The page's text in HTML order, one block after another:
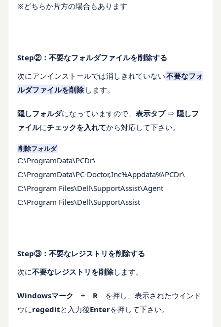
※どちらか片方の場合もあります
Step②：不要なフォルダファイルを削除する
次にアンインストールでは消しきれていない不要なフォ
ルダファイルを削除 します。
隠しフォルダになっていますので、 表示タブ⇒ 隠しフ
ァイルにチェックを入れてから対応して下さい。
削除フォルダ
C:\ProgramData\PCDr\
C:\ProgramData\PC-Doctor,Inc%Appdata%\PCDr\
C:\Program Files\Dell\SupportAssist\Agent
C:\Program Files\Dell\SupportAssist
Step③：不要なレジストリを削除する
次に不要なレジストリを削除します。
Windowsマーク + R を押し、表示されたウインド
ウにregeditと入力後Enterを押して下さい。